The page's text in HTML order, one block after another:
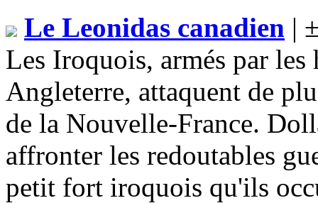
Le Leonidas canadien |
Les Iroquois, armés par
Angleterre, attaquent de
de la Nouvelle-France.
affronter les redoutables
petit fort iroquois qu'ils